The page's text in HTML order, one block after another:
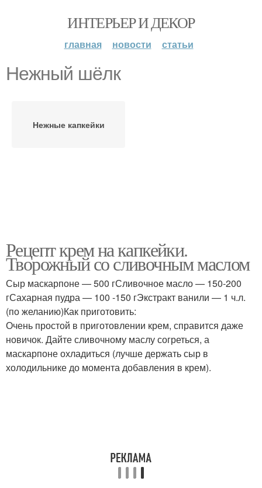
ИНТЕРЬЕР И ДЕКОР
главная новости статьи
Нежный шёлк
Нежные капкейки
Рецепт крем на капкейки.
Творожный со сливочным маслом
Сыр маскарпоне — 500 гСливочное масло — 150-200
гСахарная пудра — 100 -150 гЭкстракт ванили — 1 ч.л.
(по желанию)Как приготовить:
Очень простой в приготовлении крем, справится даже
новичок. Дайте сливочному маслу согреться, а
маскарпоне охладиться (лучше держать сыр в
холодильнике до момента добавления в крем).